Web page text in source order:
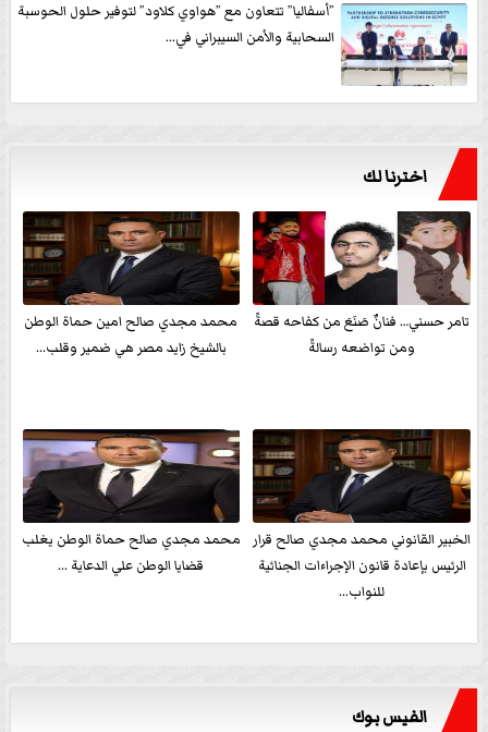
”أسفاليا” تتعاون مع ”هواوي كلاود” لتوفير حلول الحوسبة
السحابية والأمن السيبراني في...
اخترنا لك
تامر حسني… فنانٌ صَنَعَ من كفاحه قصةً
ومن تواضعه رسالةً
محمد مجدي صالح امين حماة الوطن
بالشيخ زايد مصر هي ضمير وقلب...
الخبير القانوني محمد مجدي صالح قرار
الرئيس بإعادة قانون الإجراءات الجنائية
للنواب...
محمد مجدي صالح حماة الوطن يغلب
قضايا الوطن علي الدعاية ...
الفيس بوك